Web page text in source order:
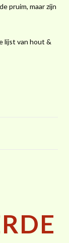
pruim, maar zijn
lijst van hout &